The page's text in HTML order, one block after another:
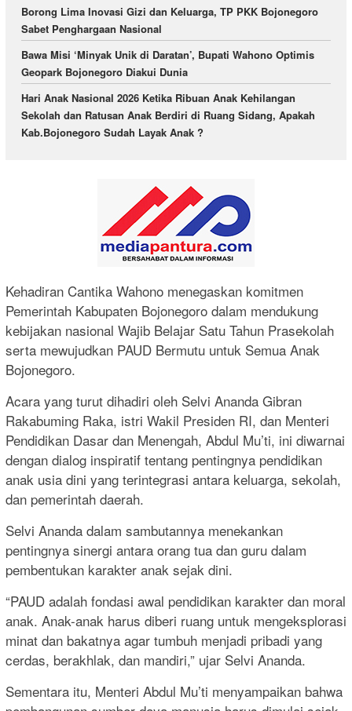
Borong Lima Inovasi Gizi dan Keluarga, TP PKK Bojonegoro
Sabet Penghargaan Nasional
Bawa Misi ‘Minyak Unik di Daratan’, Bupati Wahono Optimis
Geopark Bojonegoro Diakui Dunia
Hari Anak Nasional 2026 Ketika Ribuan Anak Kehilangan
Sekolah dan Ratusan Anak Berdiri di Ruang Sidang, Apakah
Kab.Bojonegoro Sudah Layak Anak ?
Kehadiran Cantika Wahono menegaskan komitmen
Pemerintah Kabupaten Bojonegoro dalam mendukung
kebijakan nasional Wajib Belajar Satu Tahun Prasekolah
serta mewujudkan PAUD Bermutu untuk Semua Anak
Bojonegoro.
Acara yang turut dihadiri oleh Selvi Ananda Gibran
Rakabuming Raka, istri Wakil Presiden RI, dan Menteri
Pendidikan Dasar dan Menengah, Abdul Mu’ti, ini diwarnai
dengan dialog inspiratif tentang pentingnya pendidikan
anak usia dini yang terintegrasi antara keluarga, sekolah,
dan pemerintah daerah.
Selvi Ananda dalam sambutannya menekankan
pentingnya sinergi antara orang tua dan guru dalam
pembentukan karakter anak sejak dini.
“PAUD adalah fondasi awal pendidikan karakter dan moral
anak. Anak-anak harus diberi ruang untuk mengeksplorasi
minat dan bakatnya agar tumbuh menjadi pribadi yang
cerdas, berakhlak, dan mandiri,” ujar Selvi Ananda.
Sementara itu, Menteri Abdul Mu’ti menyampaikan bahwa